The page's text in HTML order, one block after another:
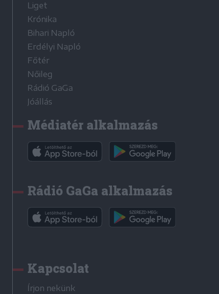
Liget
Krónika
Bihari Napló
Erdélyi Napló
Főtér
Nőileg
Rádió GaGa
Jóállás
Médiatér alkalmazás
Rádió GaGa alkalmazás
Kapcsolat
Írjon nekünk